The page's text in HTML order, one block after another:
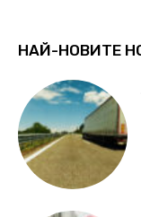
НАЙ-НОВИТЕ